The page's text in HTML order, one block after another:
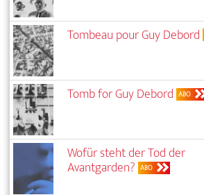
Tombeau pour Guy Debord
Tomb for Guy Debord ABO
Wofür steht der Tod der
Avantgarden? ABO